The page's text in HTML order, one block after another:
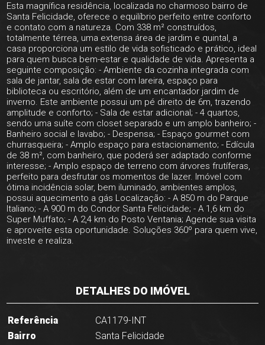
Esta magnífica residência, localizada no charmoso bairro de
Santa Felicidade, oferece o equilíbrio perfeito entre conforto
e contato com a natureza. Com 338 m² construídos,
totalmente térrea, uma extensa área de jardim e quintal, a
casa proporciona um estilo de vida sofisticado e prático, ideal
para quem busca bem-estar e qualidade de vida. Apresenta a
seguinte composição: - Ambiente da cozinha integrada com
sala de jantar, sala de estar com lareira, espaço para
biblioteca ou escritório, além de um encantador jardim de
inverno. Este ambiente possui um pé direito de 6m, trazendo
amplitude e conforto; - Sala de estar adicional; - 4 quartos,
sendo uma suíte com closet separado e um amplo banheiro; -
Banheiro social e lavabo; - Despensa; - Espaço gourmet com
churrasqueira; - Amplo espaço para estacionamento; - Edícula
de 38 m², com banheiro, que poderá ser adaptado conforme
interesse; - Amplo espaço de terreno com árvores frutíferas,
perfeito para desfrutar os momentos de lazer. Imóvel com
ótima incidência solar, bem iluminado, ambientes amplos,
possui aquecimento a gás Localização: - A 850 m do Parque
Italiano; - A 900 m do Condor Santa Felicidade; - A 1,6 km do
Super Muffato; - A 2,4 km do Posto Ventania; Agende sua visita
e aproveite esta oportunidade. Soluções 360º para quem vive,
investe e realiza.
DETALHES DO IMÓVEL
Referência
CA1179-INT
Bairro
Santa Felicidade